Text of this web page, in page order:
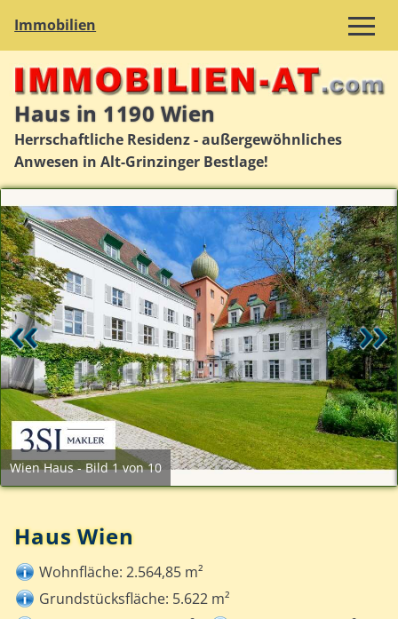
Immobilien
Haus in 1190 Wien
Herrschaftliche Residenz - außergewöhnliches
Anwesen in Alt-Grinzinger Bestlage!
Wien Haus - Bild 1 von 10
Haus Wien
Wohnfläche: 2.564,85 m²
Grundstücksfläche: 5.622 m²